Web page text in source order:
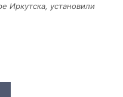
Иркутска, установили